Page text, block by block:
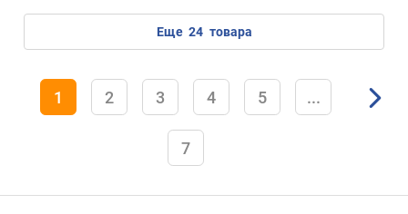
еще 24 товара
1 2 3 4 5 ...
7